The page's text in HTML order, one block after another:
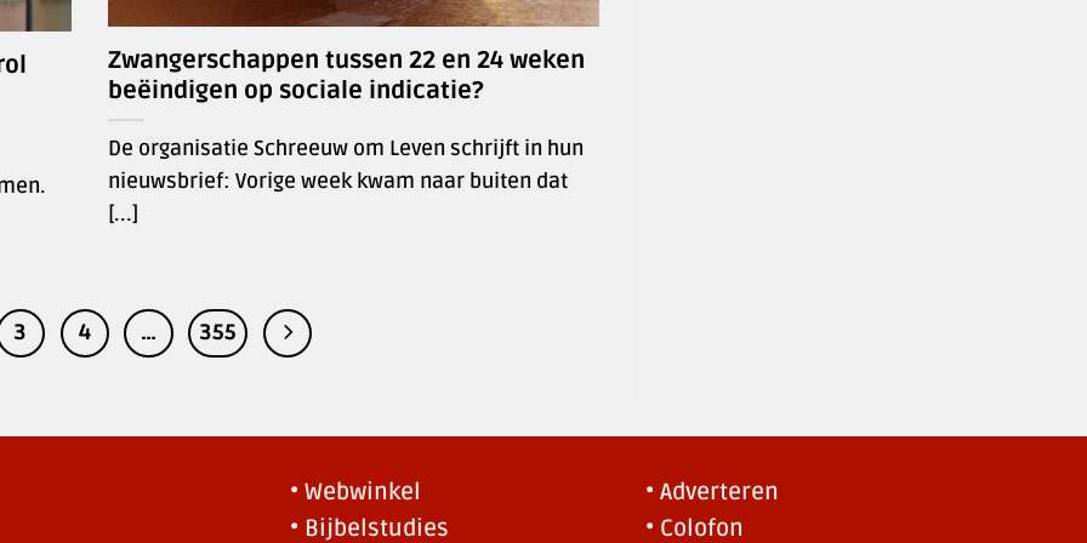
Zwangerschappen tussen 22 en 24 weken
beëindigen op sociale indicatie?
De organisatie Schreeuw om Leven schrijft in hun
nieuwsbrief: Vorige week kwam naar buiten dat
[...]
3 4 … 355
• Webwinkel
• Bijbelstudies
• Adverteren
• Colofon